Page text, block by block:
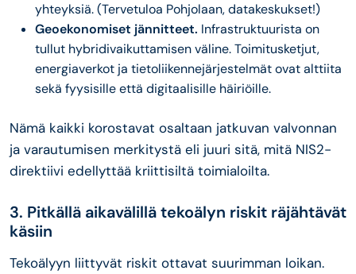
yhteyksiä. (Tervetuloa Pohjolaan, datakeskukset!)
Geoekonomiset jännitteet. Infrastruktuurista on
tullut hybridivaikuttamisen väline. Toimitusketjut,
energiaverkot ja tietoliikennejärjestelmät ovat alttiita
sekä fyysisille että digitaalisille häiriöille.
Nämä kaikki korostavat osaltaan jatkuvan valvonnan
ja varautumisen merkitystä eli juuri sitä, mitä NIS2-
direktiivi edellyttää kriittisiltä toimialoilta.
3. Pitkällä aikavälillä tekoälyn riskit räjähtävät
käsiin
Tekoälyyn liittyvät riskit ottavat suurimman loikan.